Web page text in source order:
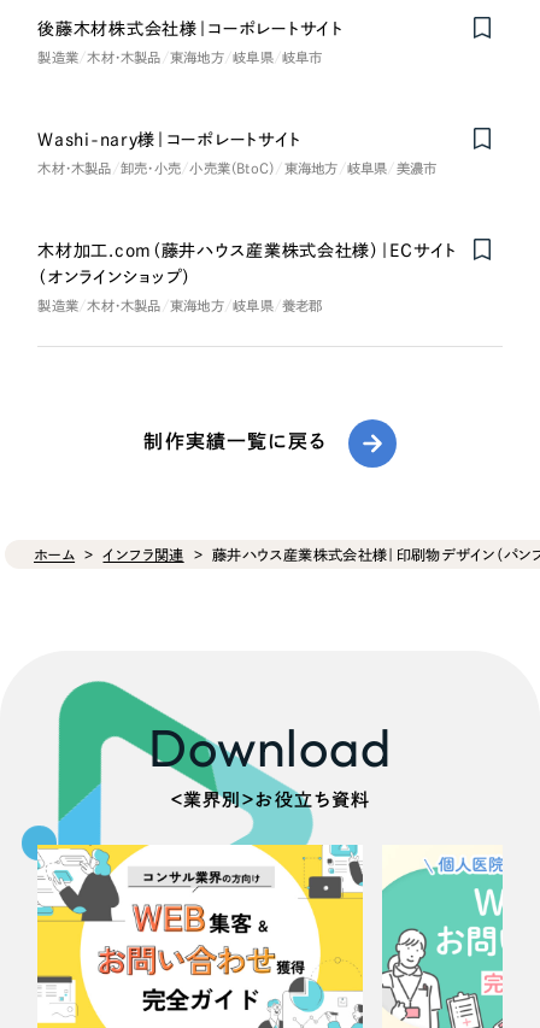
後藤木材株式会社様｜コーポレートサイト
製造業 木材・木製品 東海地方 岐阜県 岐阜市
Washi-nary様｜コーポレートサイト
木材・木製品 卸売・小売 小売業（BtoC） 東海地方 岐阜県 美濃市
木材加工.com（藤井ハウス産業株式会社様）｜ECサイト
（オンラインショップ）
製造業 木材・木製品 東海地方 岐阜県 養老郡
制作実績一覧に戻る
ホーム インフラ関連 藤井ハウス産業株式会社様｜印刷物デザイン（パンフ
Download
＜業界別＞お役立ち資料